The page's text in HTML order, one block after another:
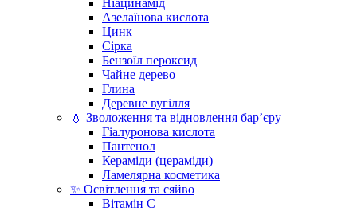
Ніацинамід
Азелаїнова кислота
Цинк
Сірка
Бензоїл пероксид
Чайне дерево
Глина
Деревне вугілля
💧 Зволоження та відновлення бар’єру
Гіалуронова кислота
Пантенол
Кераміди (цераміди)
Ламелярна косметика
✨ Освітлення та сяйво
Вітамін С